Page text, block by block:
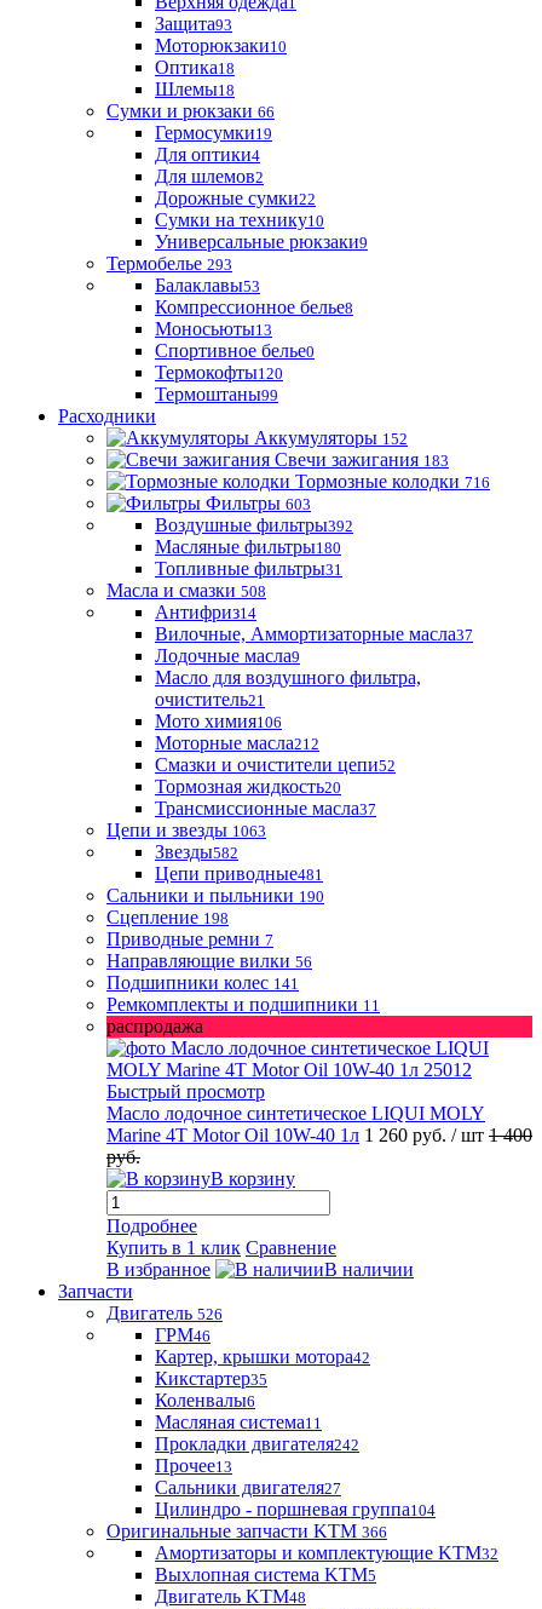
Защита93
Моторюкзаки10
Оптика18
Шлемы18
Сумки и рюкзаки 66
Гермосумки19
Для оптики4
Для шлемов2
Дорожные сумки22
Сумки на технику10
Универсальные рюкзаки9
Термобелье 293
Балаклавы53
Компрессионное белье8
Моносьюты13
Спортивное белье0
Термокофты120
Термоштаны99
Расходники
Аккумуляторы 152
Свечи зажигания 183
Тормозные колодки 716
Фильтры 603
Воздушные фильтры392
Масляные фильтры180
Топливные фильтры31
Масла и смазки 508
Антифриз14
Вилочные, Аммортизаторные масла37
Лодочные масла9
Масло для воздушного фильтра,
очиститель21
Мото химия106
Моторные масла212
Смазки и очистители цепи52
Тормозная жидкость20
Трансмиссионные масла37
Цепи и звезды 1063
Звезды582
Цепи приводные481
Сальники и пыльники 190
Сцепление 198
Приводные ремни 7
Направляющие вилки 56
Подшипники колес 141
Ремкомплекты и подшипники 11
распродажа
Быстрый просмотр
Масло лодочное синтетическое LIQUI MOLY
Marine 4T Motor Oil 10W-40 1л 1 260 руб. / шт 1 400
руб.
В корзину
Подробнее
Купить в 1 клик Сравнение
В избранное
В наличии
Запчасти
Двигатель 526
ГРМ46
Картер, крышки мотора42
Кикстартер35
Коленвалы6
Масляная система11
Прокладки двигателя242
Прочее13
Сальники двигателя27
Цилиндро - поршневая группа104
Оригинальные запчасти KTM 366
Амортизаторы и комплектующие KTM32
Выхлопная система KTM5
Двигатель KTM48